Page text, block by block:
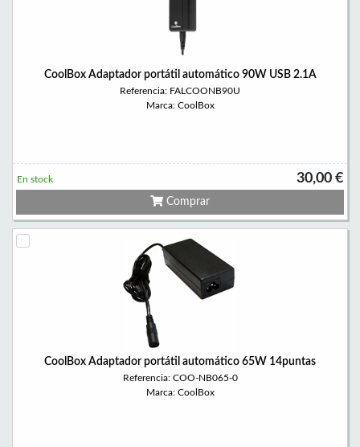
CoolBox Adaptador portátil automático 90W USB 2.1A
Referencia: FALCOONB90U
Marca: CoolBox
30,00 €
En stock
Comprar
CoolBox Adaptador portátil automático 65W 14puntas
Referencia: COO-NB065-0
Marca: CoolBox